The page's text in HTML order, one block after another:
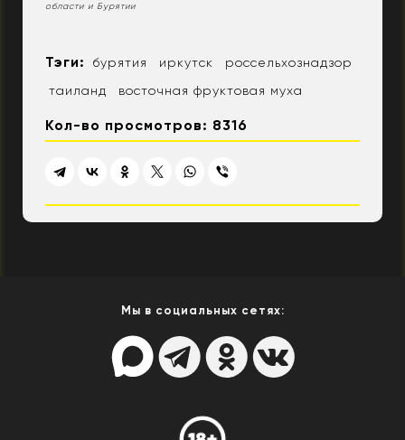
области и Бурятии
Тэги: бурятия иркутск
россельхознадзор
таиланд
восточная фруктовая муха
Кол-во просмотров: 8316
Мы в социальных сетях: